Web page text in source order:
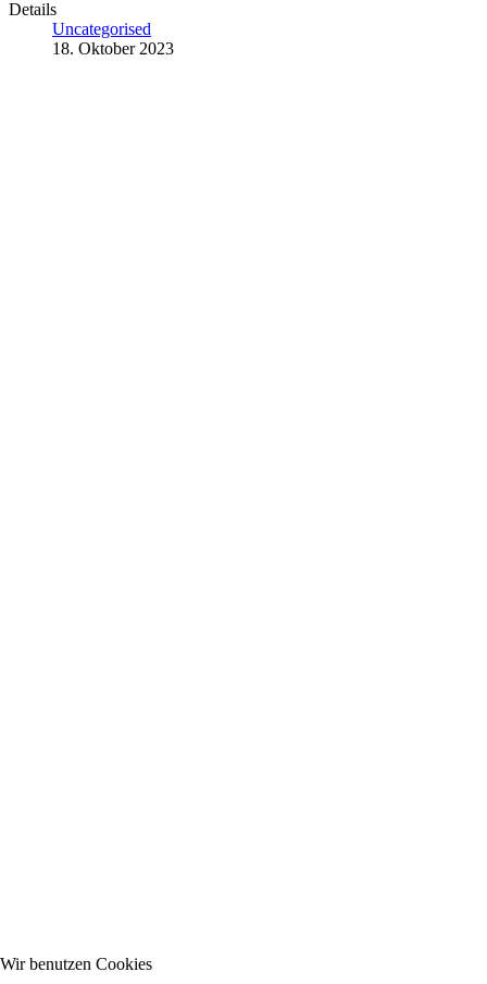
Details
Uncategorised
18. Oktober 2023
Wir benutzen Cookies